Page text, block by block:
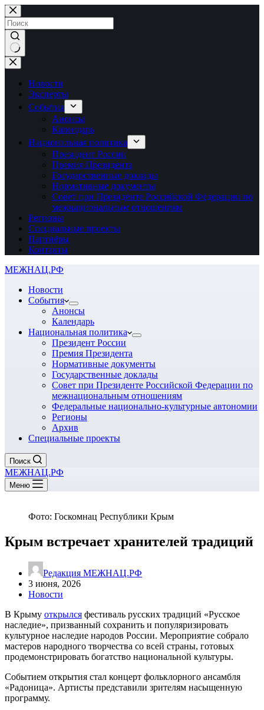
Перейти
к
сути
Ничего
не
найденоНовости
Эксперты
События
Анонсы
Календарь
Национальная политика
Президент России
Премия Президента
Государственные доклады
Нормативные документы
Совет при Президенте Российской Федерации по
межнациональным отношениям
Регионы
Специальные проекты
Партнёры
Контакты
МЕЖНАЦ.РФ
Новости
События
Анонсы
Календарь
Национальная политика
Президент России
Премия Президента
Нормативные документы
Государственные доклады
Совет при Президенте Российской Федерации по
межнациональным отношениям
Федеральные национально-культурные автономии
Регионы
Архив
Специальные проекты
Поиск
МЕЖНАЦ.РФ
Меню
Фото: Госкомнац Республики Крым
Крым встречает хранителей традиций
Редакция МЕЖНАЦ.РФ
3 июня, 2026
Новости
В Крыму открылся фестиваль русских традиций «Русское
наследие», призванный сохранить и популяризировать
культурное наследие народов России. Мероприятие собрало
мастеров народного творчества со всей страны, готовых
продемонстрировать богатство национальной культуры.
Событием открытия стал концерт фольклорного ансамбля
«Радоница». Артисты представили зрителям насыщенную
программу.